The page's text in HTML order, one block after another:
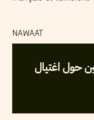
NAWAAT
حول اغتيال